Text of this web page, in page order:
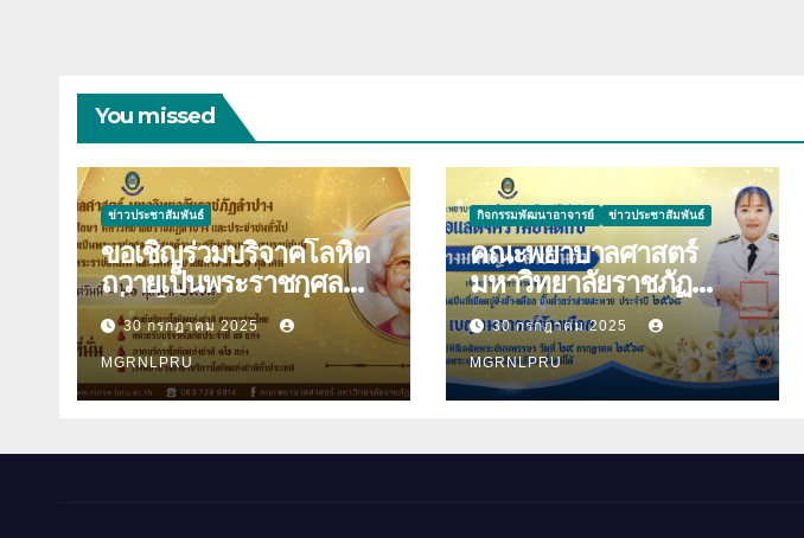
You missed
ข่าวประชาสัมพันธ์
ขอเชิญร่วมบริจาคโลหิต
ถวายเป็นพระราชกุศล
เนื่องในวันคล้ายวันพระ
ราชสมภพสมเด็จพระศรี
นครินทราบรมราชชนนี
และวันพยาบาลแห่งชาติ
30 กรกฎาคม 2025
MGRNLPRU
กิจกรรมพัฒนาอาจารย์ ข่าวประชาสัมพันธ์
คณะพยาบาลศาสตร์
มหาวิทยาลัยราชภัฏ
ลำปาง ขอแสดงความ
ยินดีกับ นางมนันญา สาย
ปินตา ที่ได้รับ
พระราชทานเครื่องราช
30 กรกฎาคม 2025
MGRNLPRU